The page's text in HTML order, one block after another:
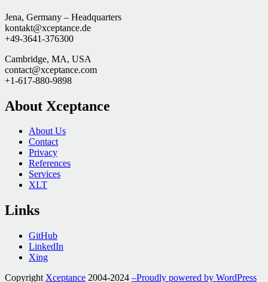
Jena, Germany – Headquarters
kontakt@xceptance.de
+49-3641-376300
Cambridge, MA, USA
contact@xceptance.com
+1-617-880-9898
About Xceptance
About Us
Contact
Privacy
References
Services
XLT
Links
GitHub
LinkedIn
Xing
Copyright Xceptance 2004-2024 –Proudly powered by WordPress